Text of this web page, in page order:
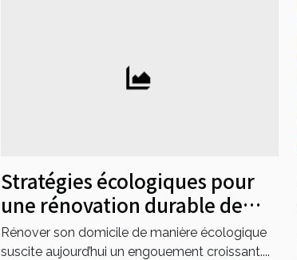
Stratégies écologiques pour
une rénovation durable de
votre domicile
Rénover son domicile de manière écologique
suscite aujourd’hui un engouement croissant....